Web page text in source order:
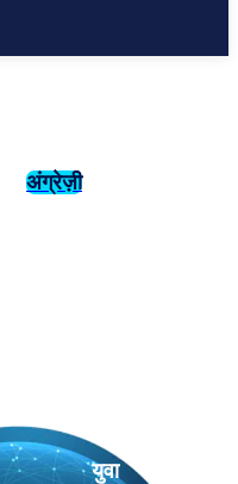
अंग्रेज़ी
युवा